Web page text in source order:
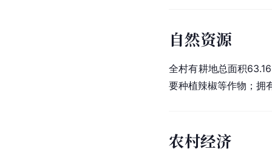
自然资源
全村有耕地总面积
要种植辣椒等作物；拥
农村经济